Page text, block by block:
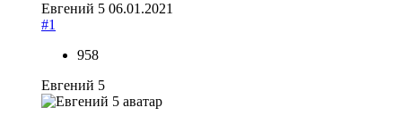
Евгений 5 06.01.2021
#1
958
Евгений 5